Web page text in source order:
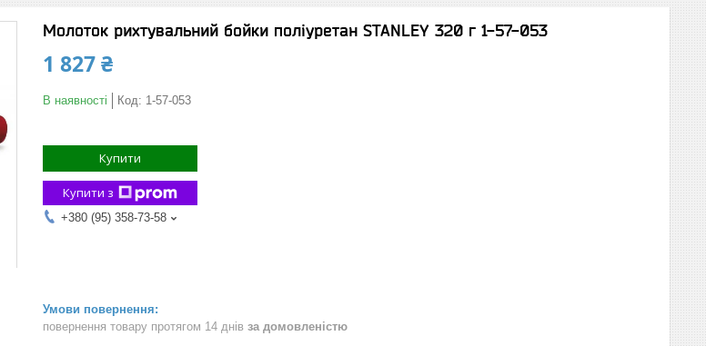
Молоток рихтувальний бойки поліуретан STANLEY 320 г 1-57-053
1 827 ₴
В наявності Код: 1-57-053
Купити
Купити з
+380 (95) 358-73-58
повернення товару протягом 14 днів за домовленістю